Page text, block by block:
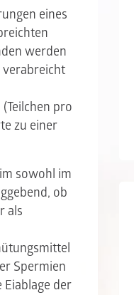
eines
werden
verabreicht
pro
zu einer
sowohl im
ob
als
Spermien
der